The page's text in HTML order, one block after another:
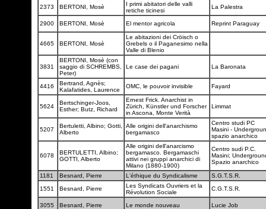
2373 BERTONI, Mosè
I primi abitatori delle valli
retiche ticinesi
La Palestra
2900 BERTONI, Mosè El mentor agricola Reprint Paraguay
4665 BERTONI, Mosè
Le abitazioni dei Cröisch o
Grebels o il Paganesimo nella
Valle di Blenio
3831
BERTONI, Mosè (con
saggio di SCHREMBS,
Peter)
Le case dei pagani La Baronata
4416
Bertrand, Agnès;
Kalafatides, Laurence
OMC, le pouvoir invisible Fayard
5624
Bertschinger-Joos,
Esther; Butz, Richard
Ernest Frick. Anarchist in
Zürich, Künstler und Forscher
in Ascona, Monte Verità
Limmat
5207
Bertuletti, Albino; Gotti,
Alberto
Alle origini dell'anarchismo
bergamasco
Centro studi PC
Masini -
spazio anarchico
6078
BERTULETTI, Albino;
GOTTI, Alberto
Alle origini dell'anarcismo
bergamasco. Bergamaschi
attivi nei gruppi anarchici di
Milano (1880-1900)
Centro sudi P.C.
Masini;
Spazio anarchico
1181 Besnard, Pierre L'éthique du Syndicalisme
S.G.T.S.R.
1551
Besnard, Pierre
Les Syndicats Ouvriers et la
Révolution Sociale
C.G.T.S.R.
3055 Besnard, Pierre Le monde nouveau Lucie Job